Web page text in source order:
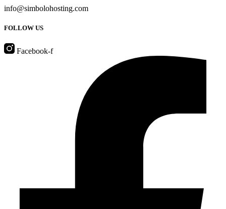
info@simbolohosting.com
FOLLOW US
Facebook-f